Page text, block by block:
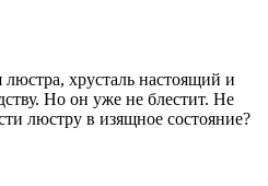
люстра, хрусталь настоящий и
Но он уже не блестит. Не
люстру в изящное состояние?